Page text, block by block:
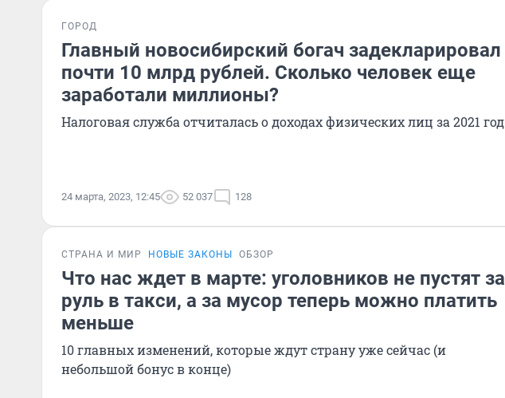
ГОРОД
Главный новосибирский богач задекларировал
почти 10 млрд рублей. Сколько человек еще
заработали миллионы?
Налоговая служба отчиталась о доходах физических лиц за 2021 год
24 марта, 2023, 12:45 52 037 128
СТРАНА И МИР НОВЫЕ ЗАКОНЫ ОБЗОР
Что нас ждет в марте: уголовников не пустят за
руль в такси, а за мусор теперь можно платить
меньше
10 главных изменений, которые ждут страну уже сейчас (и
небольшой бонус в конце)